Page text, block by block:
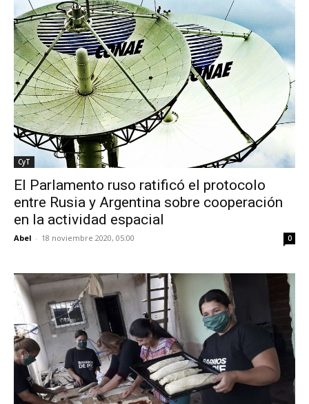
CyT
El Parlamento ruso ratificó el protocolo
entre Rusia y Argentina sobre cooperación
en la actividad espacial
Abel - 18 noviembre 2020, 05:00 0